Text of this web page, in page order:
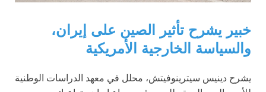
خبير يشرح تأثير الصين على إيران،
والسياسة الخارجية الأمريكية
يشرح دينيس سيترينوفيتش، محلل في معهد الدراسات الوطنية